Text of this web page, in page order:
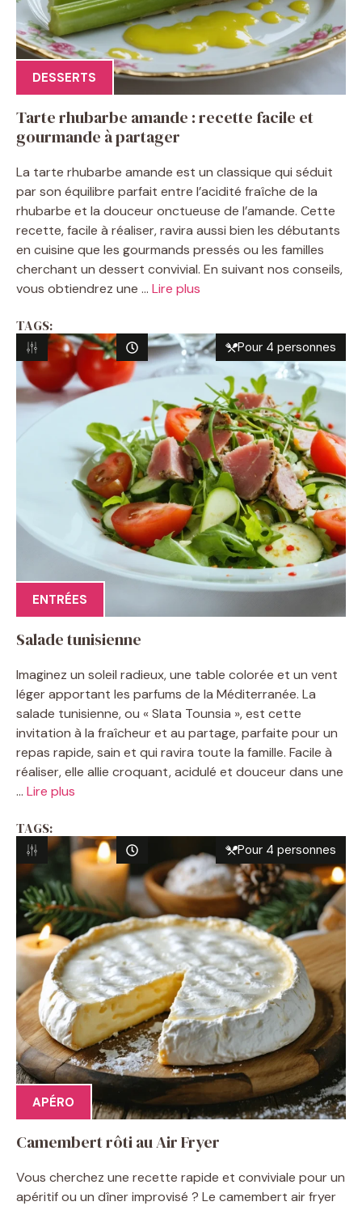
DESSERTS
Tarte rhubarbe amande : recette facile et
gourmande à partager
La tarte rhubarbe amande est un classique qui séduit
par son équilibre parfait entre l’acidité fraîche de la
rhubarbe et la douceur onctueuse de l’amande. Cette
recette, facile à réaliser, ravira aussi bien les débutants
en cuisine que les gourmands pressés ou les familles
cherchant un dessert convivial. En suivant nos conseils,
vous obtiendrez une ... Lire plus
TAGS:
Pour 4 personnes
ENTRÉES
Salade tunisienne
Imaginez un soleil radieux, une table colorée et un vent
léger apportant les parfums de la Méditerranée. La
salade tunisienne, ou « Slata Tounsia », est cette
invitation à la fraîcheur et au partage, parfaite pour un
repas rapide, sain et qui ravira toute la famille. Facile à
réaliser, elle allie croquant, acidulé et douceur dans une
... Lire plus
TAGS:
Pour 4 personnes
APÉRO
Camembert rôti au Air Fryer
Vous cherchez une recette rapide et conviviale pour un
apéritif ou un dîner improvisé ? Le camembert air fryer